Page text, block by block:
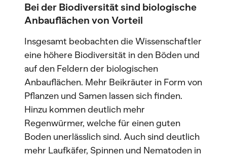
Bei der Biodiversität sind biologische
Anbauflächen von Vorteil
Insgesamt beobachten die Wissenschaftler
eine höhere Biodiversität in den Böden und
auf den Feldern der biologischen
Anbauflächen. Mehr Beikräuter in Form von
Pflanzen und Samen lassen sich finden.
Hinzu kommen deutlich mehr
Regenwürmer, welche für einen guten
Boden unerlässlich sind. Auch sind deutlich
mehr Laufkäfer, Spinnen und Nematoden in